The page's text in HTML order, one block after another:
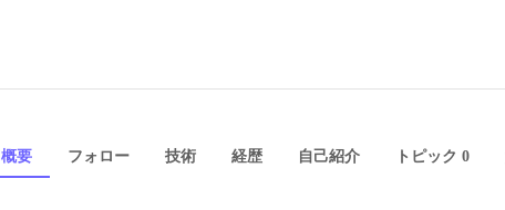
概要 フォロー 技術 経歴 自己紹介 トピック 0